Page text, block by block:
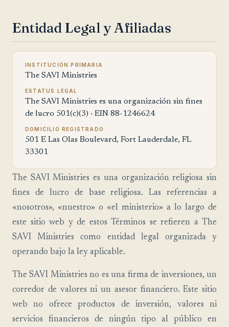
Entidad Legal y Afiliadas
INSTITUCIÓN PRIMARIA
The SAVI Ministries
ESTATUS LEGAL
The SAVI Ministries es una organización sin fines
de lucro 501(c)(3) · EIN 88-1246624
DOMICILIO REGISTRADO
501 E Las Olas Boulevard, Fort Lauderdale, FL
33301
The SAVI Ministries es una organización religiosa sin
fines de lucro de base religiosa. Las referencias a
«nosotros», «nuestro» o «el ministerio» a lo largo de
este sitio web y de estos Términos se refieren a The
SAVI Ministries como entidad legal organizada y
operando bajo la ley aplicable.
The SAVI Ministries no es una firma de inversiones, un
corredor de valores ni un asesor financiero. Este sitio
web no ofrece productos de inversión, valores ni
servicios financieros de ningún tipo al público en